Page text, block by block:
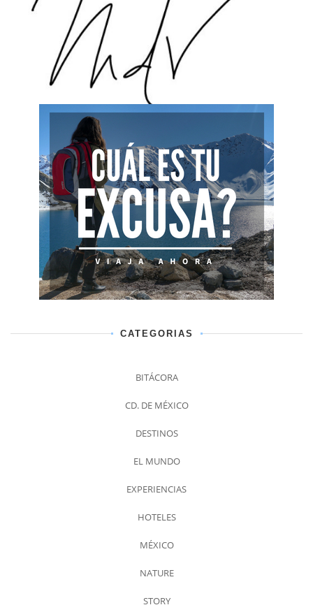
CATEGORIAS
BITÁCORA
CD. DE MÉXICO
DESTINOS
EL MUNDO
EXPERIENCIAS
HOTELES
MÉXICO
NATURE
STORY